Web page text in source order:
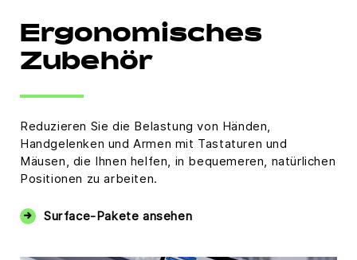
Ergonomisches
Zubehör
Reduzieren Sie die Belastung von Händen,
Handgelenken und Armen mit Tastaturen und
Mäusen, die Ihnen helfen, in bequemeren, natürlichen
Positionen zu arbeiten.
Surface-Pakete ansehen